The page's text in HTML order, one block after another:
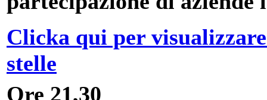
Clicka qui per
stelle
Ore 21,30